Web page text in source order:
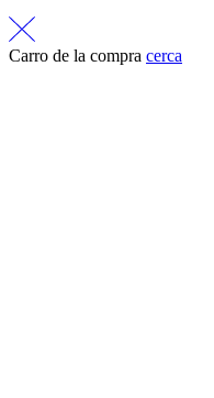
Carro de la compra cerca